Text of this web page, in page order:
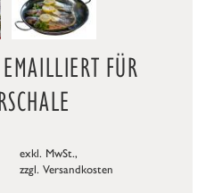
FÜR
exkl. MwSt.,
zzgl. Versandkosten